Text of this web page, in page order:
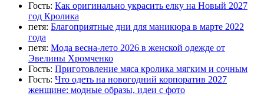
Гость: Как оригинально украсить елку на Новый 2027
год Кролика
петя: Благоприятные дни для маникюра в марте 2022
года
петя: Мода весна-лето 2026 в женской одежде от
Эвелины Хромченко
Гость: Приготовление мяса кролика мягким и сочным
Гость: Что одеть на новогодний корпоратив 2027
женщине: модные образы, идеи с фото